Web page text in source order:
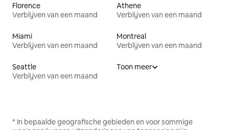
Florence
Verblijven van een maand
Athene
Verblijven van een maand
Miami
Verblijven van een maand
Montreal
Verblijven van een maand
Seattle
Verblijven van een maand
Toon meer
* In bepaalde geografische gebieden en voor sommige